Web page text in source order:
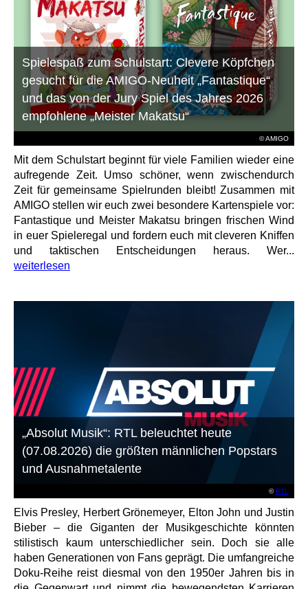
© AMIGO
Spielespaß zum Schulstart: Clevere Köpfchen
gesucht für die AMIGO-Neuheit „Fantastique“
und das von der Jury Spiel des Jahres 2026
empfohlene „Meister Makatsu“
Mit dem Schulstart beginnt für viele Familien wieder eine
aufregende Zeit. Umso schöner, wenn zwischendurch
Zeit für gemeinsame Spielrunden bleibt! Zusammen mit
AMIGO stellen wir euch zwei besondere Kartenspiele vor:
Fantastique und Meister Makatsu bringen frischen Wind
in euer Spieleregal und fordern euch mit cleveren Kniffen
und taktischen Entscheidungen heraus. Wer...
weiterlesen
©RTL
„Absolut Musik“: RTL beleuchtet heute
(07.08.2026) die größten männlichen Popstars
und Ausnahmetalente
Elvis Presley, Herbert Grönemeyer, Elton John und Justin
Bieber – die Giganten der Musikgeschichte könnten
stilistisch kaum unterschiedlicher sein. Doch sie alle
haben Generationen von Fans geprägt. Die umfangreiche
Doku-Reihe reist diesmal von den 1950er Jahren bis in